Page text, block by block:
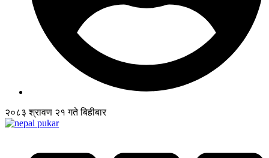
२०८३ श्रावण २१ गते बिहीबार